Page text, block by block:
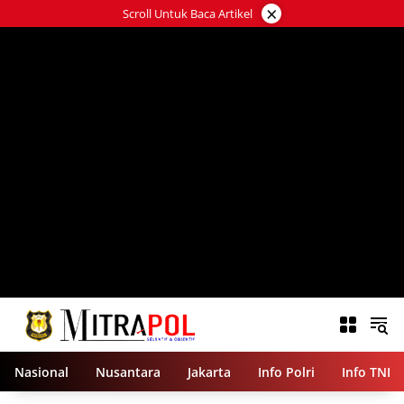
ke
Scroll Untuk Baca Artikel ×
Nasional Nusantara Jakarta Info Polri Info TNI